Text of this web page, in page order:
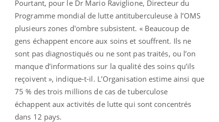
Pourtant, pour le Dr Mario Raviglione, Directeur du
Programme mondial de lutte antituberculeuse à l’OMS
plusieurs zones d'ombre subsistent. « Beaucoup de
gens échappent encore aux soins et souffrent. Ils ne
sont pas diagnostiqués ou ne sont pas traités, ou l’on
manque d’informations sur la qualité des soins qu’ils
reçoivent », indique-t-il. L’Organisation estime ainsi que
75 % des trois millions de cas de tuberculose
échappent aux activités de lutte qui sont concentrés
dans 12 pays.